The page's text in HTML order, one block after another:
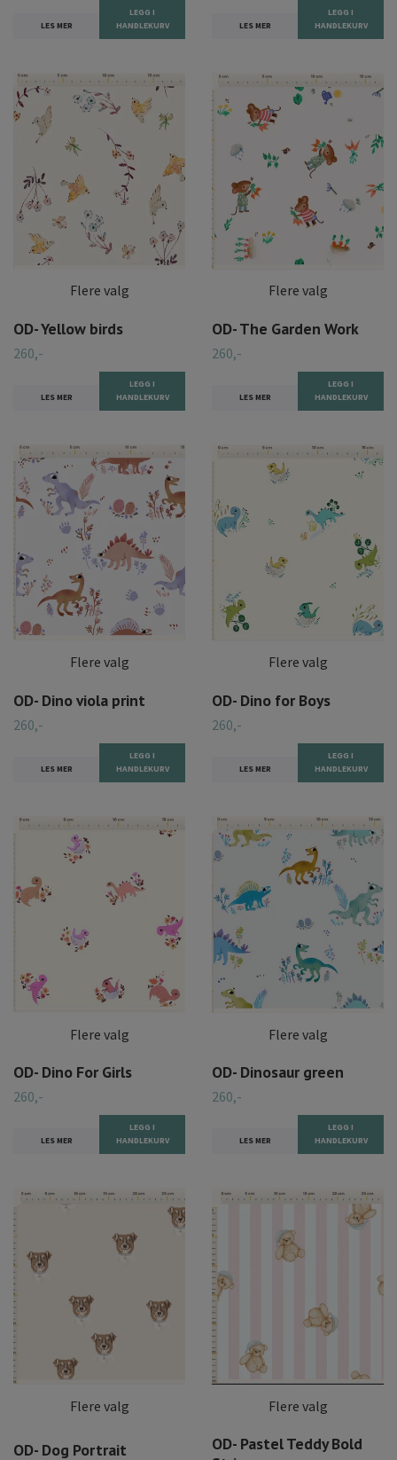
LES MER
LEGG I
HANDLEKURV
LES MER
LEGG I
HANDLEKURV
Flere valg
OD- Yellow birds
260,-
LES MER
LEGG I
HANDLEKURV
Flere valg
OD- The Garden Work
260,-
LES MER
LEGG I
HANDLEKURV
Flere valg
OD- Dino viola print
260,-
LES MER
LEGG I
HANDLEKURV
Flere valg
OD- Dino for Boys
260,-
LES MER
LEGG I
HANDLEKURV
Flere valg
OD- Dino For Girls
260,-
LES MER
LEGG I
HANDLEKURV
Flere valg
OD- Dinosaur green
260,-
LES MER
LEGG I
HANDLEKURV
Flere valg
OD- Dog Portrait
Flere valg
OD- Pastel Teddy Bold